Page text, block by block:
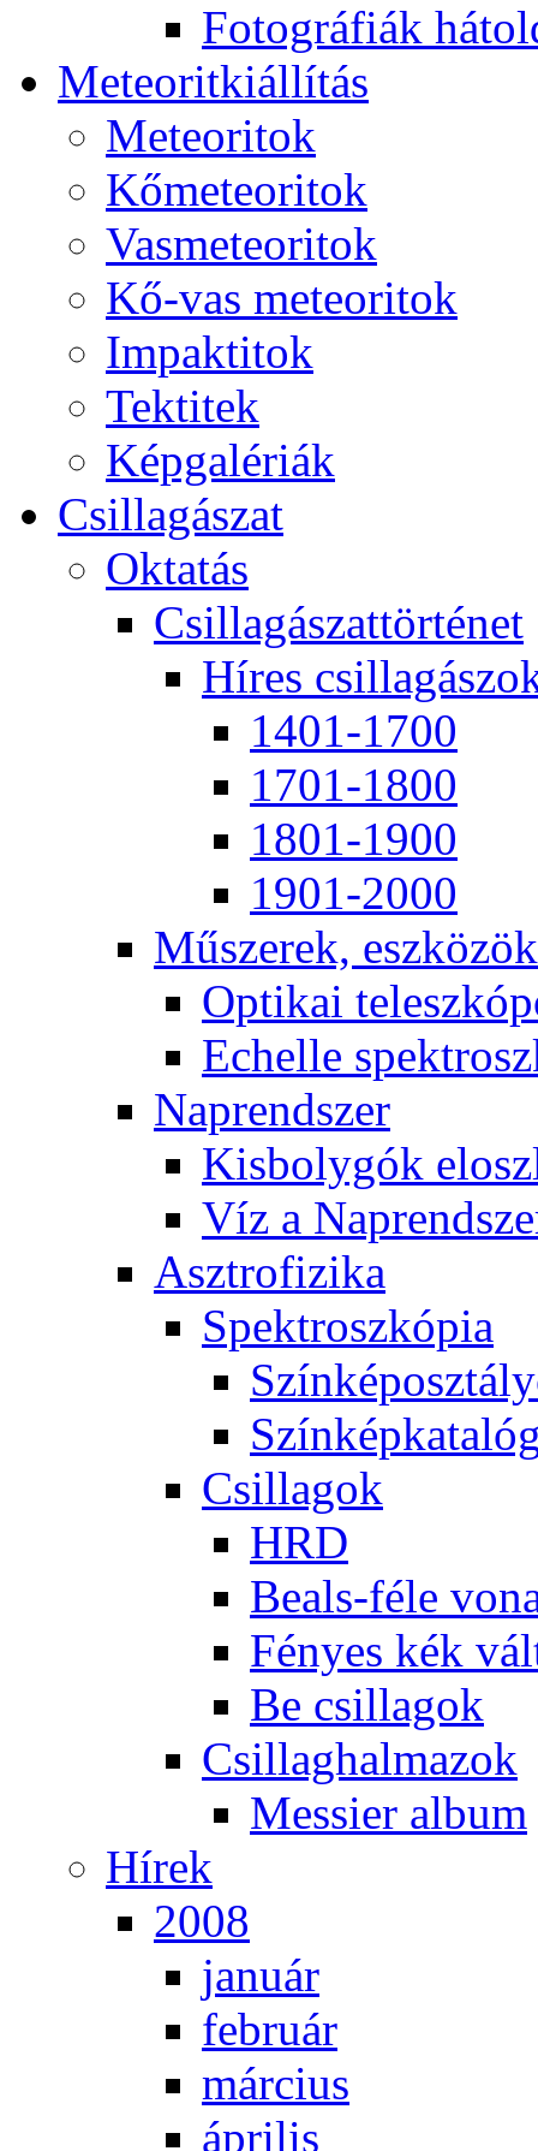
Fo­tog­rá­fi­ák
Me­te­o­rit­ki­ál­lí­tás
Me­te­o­ri­tok
Kő­me­te­o­ri­tok
Vas­me­te­o­ri­tok
Kő-vas me­te­o­ri­tok
Imp­ak­ti­tok
Tek­ti­tek
Kép­ga­lé­ri­ák
Csil­la­gá­szat
Ok­ta­tás
Csil­la­gá­szat­tör­té­net
Hí­res
1401-1700
1701-1800
1801-1900
1901-2000
Mű­sze­rek, esz­kö­zök
Op­ti­kai
Echel­le
Nap­rend­szer
Kis­boly­gók
Víz a
Aszt­ro­fi­zi­ka
Spekt­rosz­kó­pia
Csil­la­gok
HRD
Be­als-fé­le
Fé­nyes kék
Be csil­la­gok
Csil­lag­hal­ma­zok
Mes­si­er al­bum
Hí­rek
2008
ja­nu­ár
feb­ru­ár
már­ci­us
áp­ri­lis